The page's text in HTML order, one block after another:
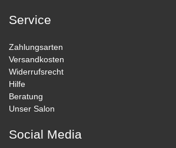
Service
Zahlungsarten
Versandkosten
Widerrufsrecht
Hilfe
Beratung
Unser Salon
Social Media